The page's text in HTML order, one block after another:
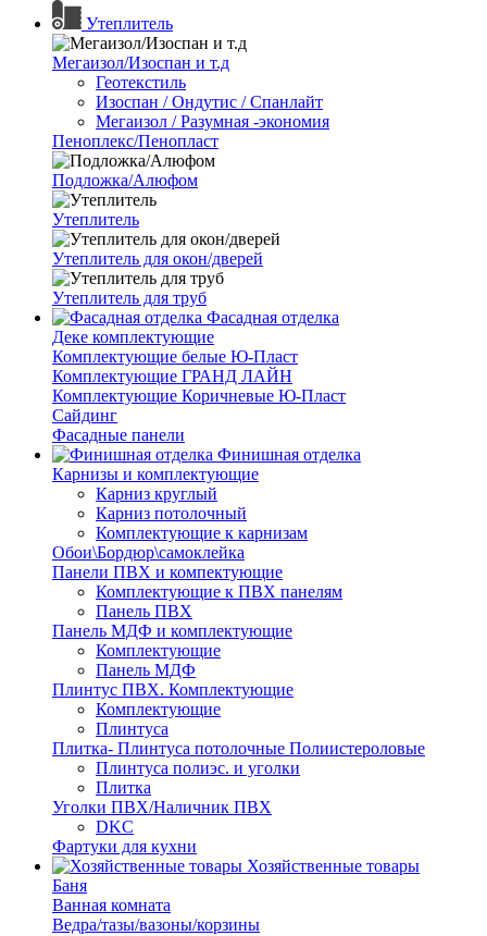
Утеплитель
Мегаизол/Изоспан и т.д
Геотекстиль
Изоспан / Ондутис / Спанлайт
Мегаизол / Разумная -экономия
Пеноплекс/Пенопласт
Подложка/Алюфом
Утеплитель
Утеплитель для окон/дверей
Утеплитель для труб
Фасадная отделка
Деке комплектующие
Комплектующие белые Ю-Пласт
Комплектующие ГРАНД ЛАЙН
Комплектующие Коричневые Ю-Пласт
Сайдинг
Фасадные панели
Финишная отделка
Карнизы и комплектующие
Карниз круглый
Карниз потолочный
Комплектующие к карнизам
Обои\Бордюр\самоклейка
Панели ПВХ и компектующие
Комплектующие к ПВХ панелям
Панель ПВХ
Панель МДФ и комплектующие
Комплектующие
Панель МДФ
Плинтус ПВХ. Комплектующие
Комплектующие
Плинтуса
Плитка- Плинтуса потолочные Полиистероловые
Плинтуса полиэс. и уголки
Плитка
Уголки ПВХ/Наличник ПВХ
DKC
Фартуки для кухни
Хозяйственные товары
Баня
Ванная комната
Ведра/тазы/вазоны/корзины